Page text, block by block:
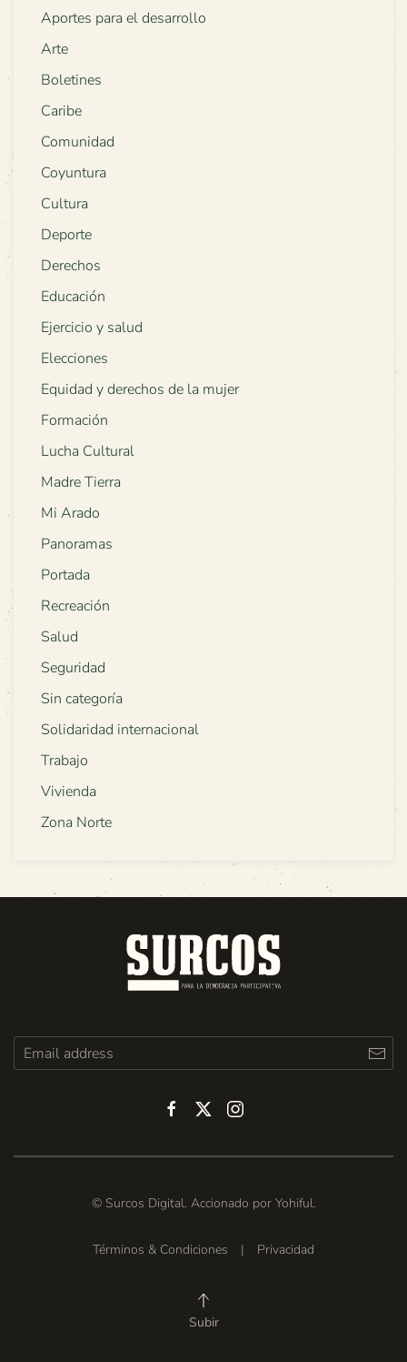
Aportes para el desarrollo
Arte
Boletines
Caribe
Comunidad
Coyuntura
Cultura
Deporte
Derechos
Educación
Ejercicio y salud
Elecciones
Equidad y derechos de la mujer
Formación
Lucha Cultural
Madre Tierra
Mi Arado
Panoramas
Portada
Recreación
Salud
Seguridad
Sin categoría
Solidaridad internacional
Trabajo
Vivienda
Zona Norte
© Surcos Digital. Accionado por Yohiful.
Términos & Condiciones | Privacidad
Subir